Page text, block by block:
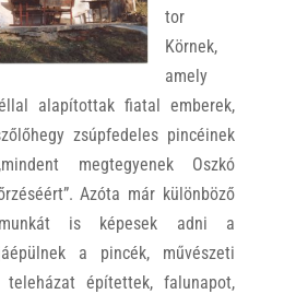
tor
Körnek,
amely
alapítottak fiatal emberek,
zsúpfedeles pincéinek
megtegyenek Oszkó
Azóta már különböző
is képesek adni a
a pincék, művészeti
teleházat építettek, falunapot,